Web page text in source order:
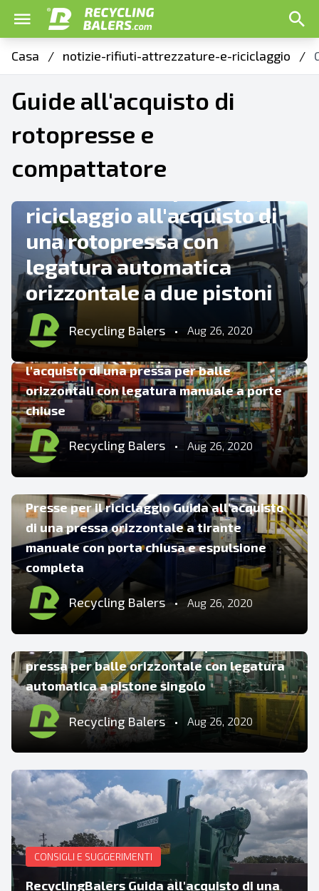
Casa / notizie-rifiuti-attrezzature-e-riciclaggio /
Guide all'acquisto di
rotopresse e
compattatore
Guida alle rotopresse per
riciclaggio all'acquisto di
una rotopressa con
legatura automatica
orizzontale a due pistoni
Recycling Balers • Aug 26, 2020
GUIDE ALL'ACQUISTO DI ROTOPRESSE E
COMPATTATORE
Guida per il riciclaggio delle presse per
l'acquisto di una pressa per balle
orizzontali con legatura manuale a porte
chiuse
Recycling Balers • Aug 26, 2020
CONSIGLI E SUGGERIMENTI
Presse per il riciclaggio Guida all'acquisto
di una pressa orizzontale a tirante
manuale con porta chiusa e espulsione
completa
Recycling Balers • Aug 26, 2020
CONSIGLI E SUGGERIMENTI
pressa per balle orizzontale con legatura
automatica a pistone singolo
Recycling Balers • Aug 26, 2020
CONSIGLI E SUGGERIMENTI
RecyclingBalers Guida all'acquisto di una